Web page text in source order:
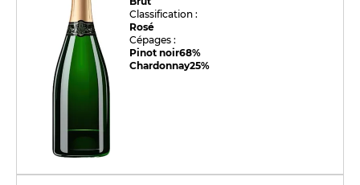
Classification :
Rosé
Cépages :
Pinot noir68%
Chardonnay25%